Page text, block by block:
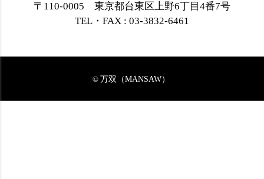
〒110-0005 東京都台東区上野6丁目4番7号
TEL・FAX : 03-3832-6461
© 万双（MANSAW）